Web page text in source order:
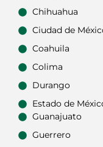
Chihuahua
Ciudad de
Coahuila
Colima
Durango
Estado de
Guanajuato
Guerrero